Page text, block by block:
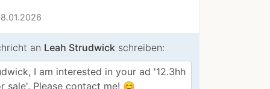
an Leah Strudwick schreiben: